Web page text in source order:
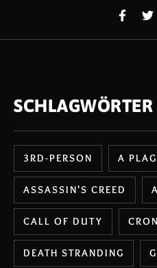
SCHLAGWÖRTER
3RD-PERSON A
ASSASSIN'S CREED
CALL OF DUTY
DEATH STRANDING